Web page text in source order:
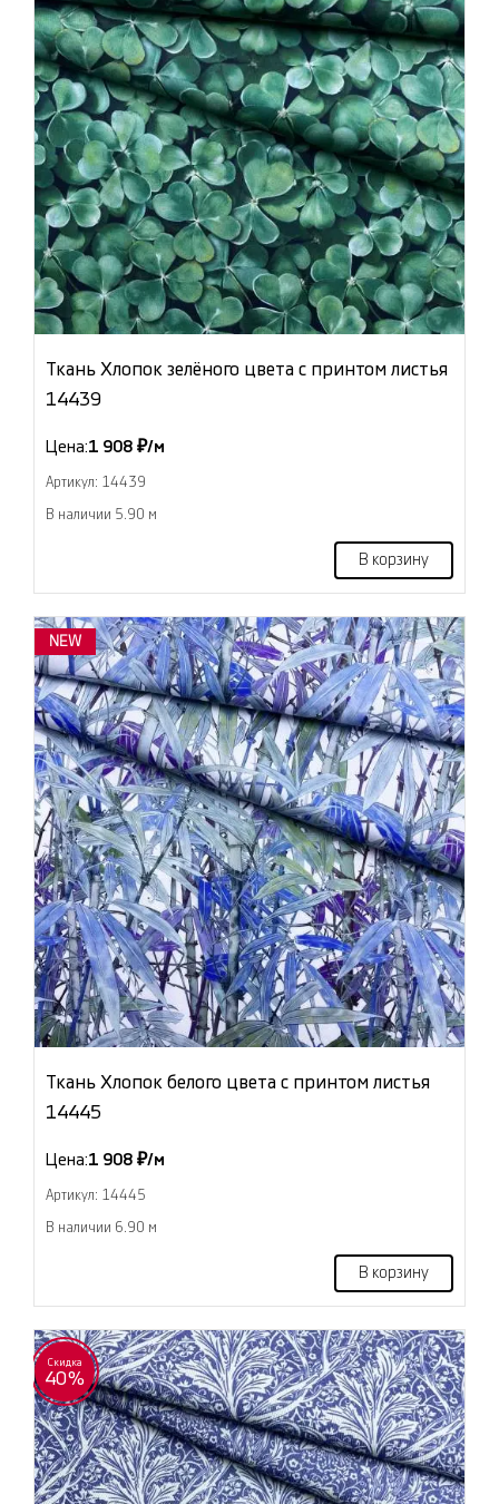
Ткань Хлопок зелёного цвета с принтом листья
14439
Цена:1 908 ₽/м
Артикул: 14439
В наличии 5.90 м
В корзину
NEW
Ткань Хлопок белого цвета с принтом листья
14445
Цена:1 908 ₽/м
Артикул: 14445
В наличии 6.90 м
В корзину
Скидка
40%